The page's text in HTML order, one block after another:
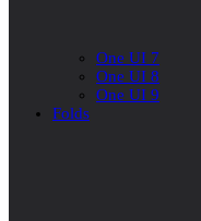
One UI 7
One UI 8
One UI 9
Folds